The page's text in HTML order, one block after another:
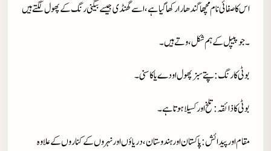
اس کا صفائی نام مچھا گندھارا رکھا گیا ہے، اسے گھنڈ ی جیسے بیگنی رنگ کے پھول لگتے ہیں
۔ جو پیپل کے ہم شکل ،وتے ہیں۔
بوٹی کا رنگ: پتے سبز پھول اودے یا کاسنی۔
بوٹی کا ذائقہ: تلخ اور کسیلاہوتا ہے۔
مقام اور پیدائش: پاکستان اور ہندوستان، دریاؤں اور نہروں کے کناروں کے علاوہ